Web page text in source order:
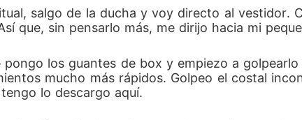
salgo de la ducha y voy directo al vestidor.
que, sin pensarlo más, me dirijo hacia mi
los guantes de box y empiezo a
mucho más rápidos. Golpeo el costal
lo descargo aquí.